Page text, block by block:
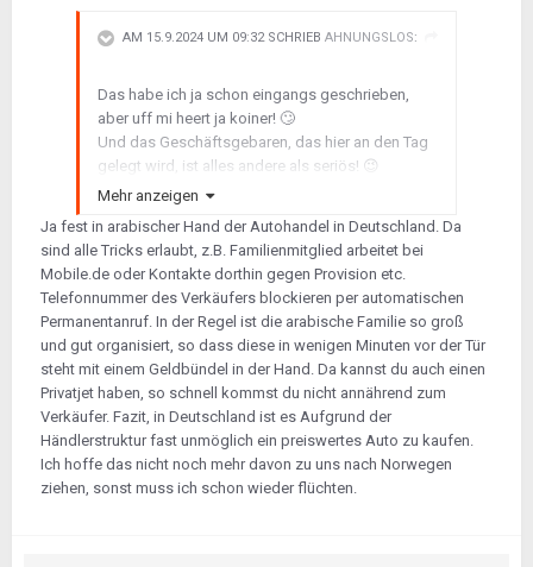
AM 15.9.2024 UM 09:32 SCHRIEB AHNUNGSLOS:
Das habe ich ja schon eingangs geschrieben,
aber uff mi heert ja koiner! 🙄
Und das Geschäftsgebaren, das hier an den Tag
gelegt wird, ist alles andere als seriös! 😉
Mehr anzeigen
Ja fest in arabischer Hand der Autohandel in Deutschland. Da
sind alle Tricks erlaubt, z.B. Familienmitglied arbeitet bei
Mobile.de oder Kontakte dorthin gegen Provision etc.
Telefonnummer des Verkäufers blockieren per automatischen
Permanentanruf. In der Regel ist die arabische Familie so groß
und gut organisiert, so dass diese in wenigen Minuten vor der Tür
steht mit einem Geldbündel in der Hand. Da kannst du auch einen
Privatjet haben, so schnell kommst du nicht annährend zum
Verkäufer. Fazit, in Deutschland ist es Aufgrund der
Händlerstruktur fast unmöglich ein preiswertes Auto zu kaufen.
Ich hoffe das nicht noch mehr davon zu uns nach Norwegen
ziehen, sonst muss ich schon wieder flüchten.